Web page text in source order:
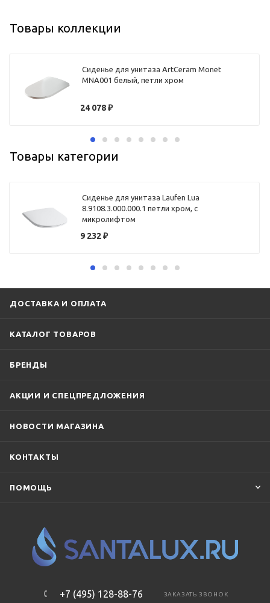
Товары коллекции
Сиденье для унитаза ArtCeram Monet
MNA001 белый, петли хром
24 078₽
Товары категории
Сиденье для унитаза Laufen Lua
8.9108.3.000.000.1 петли хром, с
микролифтом
9 232₽
ДОСТАВКА И ОПЛАТА
КАТАЛОГ ТОВАРОВ
БРЕНДЫ
АКЦИИ И СПЕЦПРЕДЛОЖЕНИЯ
НОВОСТИ МАГАЗИНА
КОНТАКТЫ
ПОМОЩЬ
+7 (495) 128-88-76 ЗАКАЗАТЬ ЗВОНОК